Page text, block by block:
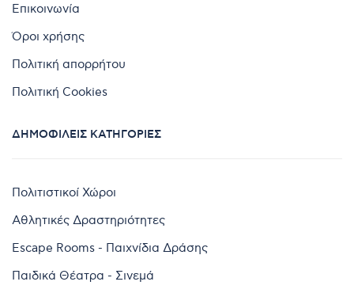
Επικοινωνία
Όροι χρήσης
Πολιτική απορρήτου
Πολιτική Cookies
ΔΗΜΟΦΙΛΕΊΣ ΚΑΤΗΓΟΡΊΕΣ
Πολιτιστικοί Χώροι
Αθλητικές Δραστηριότητες
Escape Rooms - Παιχνίδια Δράσης
Παιδικά Θέατρα - Σινεμά